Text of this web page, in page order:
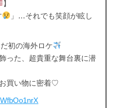
】
」…それでも笑顔が眩し
初の海外ロケ
った、超貴重な舞台裏に潜
買い物に密着♡